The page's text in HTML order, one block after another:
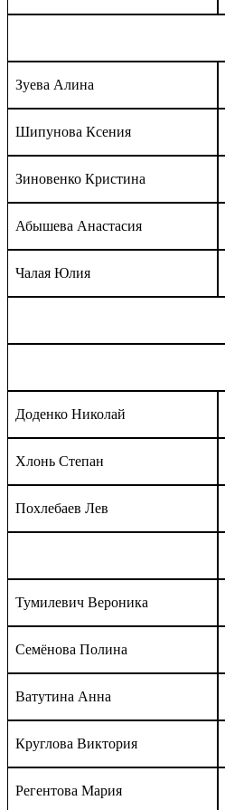
Зуева Алина
Шипунова Ксения
Зиновенко Кристина
Абышева Анастасия
Чалая Юлия
Доденко Николай
Хлонь Степан
Похлебаев Лев
Тумилевич Вероника
Семёнова Полина
Ватутина Анна
Круглова Виктория
Регентова Мария